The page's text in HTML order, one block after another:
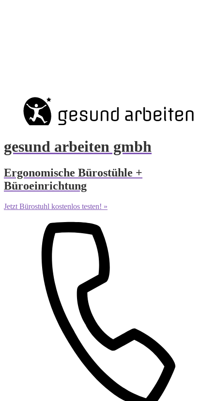
gesund arbeiten gmbh
Ergonomische Bürostühle +
Büroeinrichtung
Jetzt Bürostuhl kostenlos testen! »